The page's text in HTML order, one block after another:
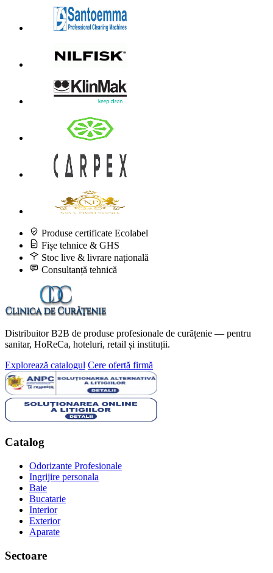
Produse certificate Ecolabel
Fișe tehnice & GHS
Stoc live & livrare națională
Consultanță tehnică
Distribuitor B2B de produse profesionale de curățenie — pentru
sanitar, HoReCa, hoteluri, retail și instituții.
Explorează catalogul Cere ofertă firmă
Catalog
Odorizante Profesionale
Ingrijire personala
Baie
Bucatarie
Interior
Exterior
Aparate
Sectoare